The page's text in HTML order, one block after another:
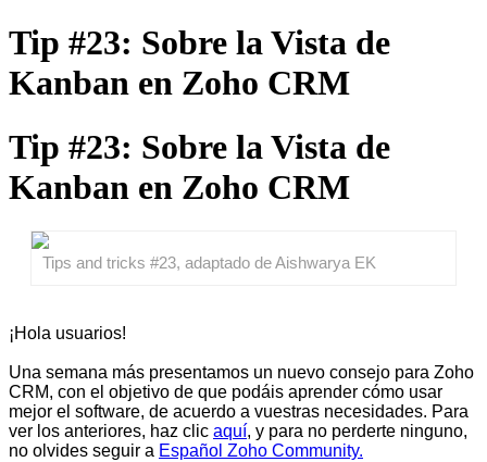
Tip #23: Sobre la Vista de
Kanban en Zoho CRM
Tip #23: Sobre la Vista de
Kanban en Zoho CRM
Tips and tricks #23, adaptado de Aishwarya EK
¡Hola usuarios!
Una semana más presentamos un nuevo consejo para Zoho
CRM, con el objetivo de que podáis aprender cómo usar
mejor el software, de acuerdo a vuestras necesidades. Para
ver los anteriores, haz clic aquí, y para no perderte ninguno,
no olvides seguir a Español Zoho Community.